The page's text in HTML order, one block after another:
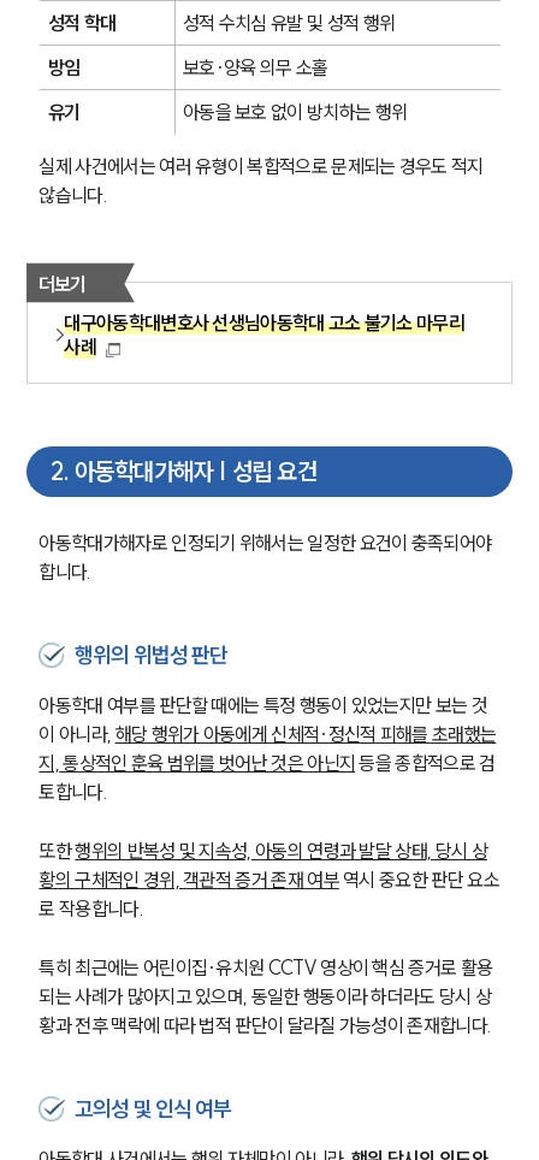
성적 학대
성적 수치심 유발 및 성적 행위
방임
보호·양육 의무 소홀
유기
아동을 보호 없이 방치하는 행위
실제 사건에서는 여러 유형이 복합적으로 문제되는 경우도 적지
않습니다.
더보기
대구아동학대변호사 선생님아동학대 고소 불기소 마무리
사례
2. 아동학대가해자 | 성립 요건
아동학대가해자로 인정되기 위해서는 일정한 요건이 충족되어야
합니다.
행위의 위법성 판단
아동학대 여부를 판단할 때에는 특정 행동이 있었는지만 보는 것
이 아니라, 해당 행위가 아동에게 신체적·정신적 피해를 초래했는
지, 통상적인 훈육 범위를 벗어난 것은 아닌지 등을 종합적으로 검
토합니다.
또한 행위의 반복성 및 지속성, 아동의 연령과 발달 상태, 당시 상
황의 구체적인 경위, 객관적 증거 존재 여부 역시 중요한 판단 요소
로 작용합니다.
특히 최근에는 어린이집·유치원 CCTV 영상이 핵심 증거로 활용
되는 사례가 많아지고 있으며, 동일한 행동이라 하더라도 당시 상
황과 전후 맥락에 따라 법적 판단이 달라질 가능성이 존재합니다.
고의성 및 인식 여부